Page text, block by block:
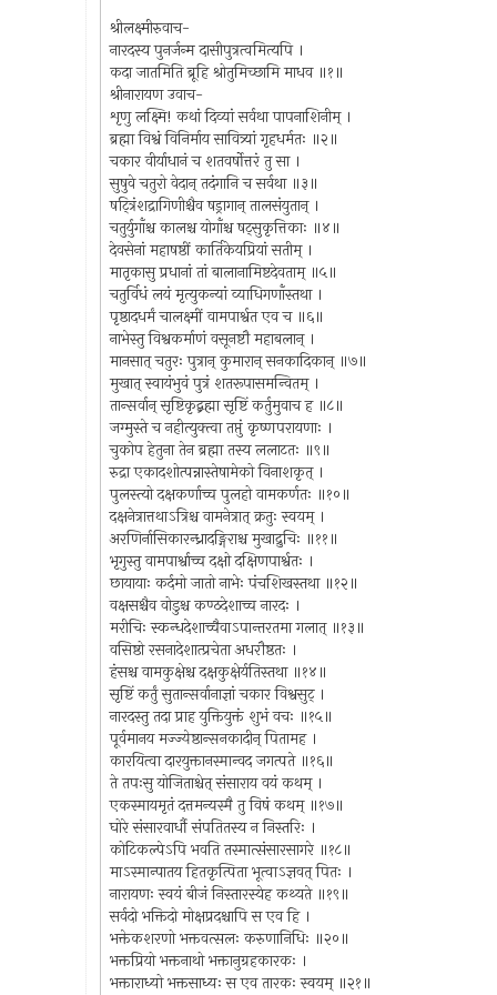
श्रीलक्ष्मीरुवाच-
नारदस्य पुनर्जन्म दासीपुत्रत्वमित्यपि ।
कदा जातमिति ब्रूहि श्रोतुमिच्छामि माधव ॥१॥
श्रीनारायण उवाच-
शृणु लक्ष्मि! कथां दिव्यां सर्वथा पापनाशिनीम् ।
ब्रह्मा विश्वं विनिर्माय सावित्र्यां गृहधर्मतः ॥२॥
चकार वीर्याधानं च शतवर्षोत्तरं तु सा ।
सुषुवे चतुरो वेदान् तदंगानि च सर्वथा ॥३॥
षट्त्रिंशद्रागिणीश्चैव षड्रागान् तालसंयुतान् ।
चतुर्युगाँश्च कालश्च योगाँश्च षट्सुकृत्तिकाः ॥४॥
देवसेनां महाषष्ठीं कार्तिकेयप्रियां सतीम् ।
मातृकासु प्रधानां तां बालानामिष्टदेवताम् ॥५॥
चतुर्विधं लयं मृत्युकन्यां व्याधिगणाँस्तथा ।
पृष्ठादधर्मं चालक्ष्मीं वामपार्श्वत एव च ॥६॥
नाभेस्तु विश्वकर्माणं वसूनष्टौ महाबलान् ।
मानसात् चतुरः पुत्रान् कुमारान् सनकादिकान् ॥७॥
मुखात् स्वायंभुवं पुत्रं शतरूपासमन्वितम् ।
तान्सर्वान् सृष्टिकृद्ब्रह्मा सृष्टिं कर्तुमुवाच ह ॥८॥
जग्मुस्ते च नहीत्युक्त्वा तप्तुं कृष्णपरायणाः ।
चुकोप हेतुना तेन ब्रह्मा तस्य ललाटतः ॥९॥
रुद्रा एकादशोत्पन्नास्तेषामेको विनाशकृत् ।
पुलस्त्यो दक्षकर्णाच्च पुलहो वामकर्णतः ॥१०॥
दक्षनेत्रात्तथाऽत्रिश्च वामनेत्रात् क्रतुः स्वयम् ।
अरणिर्नासिकारन्ध्रादङ्गिराश्च मुखाद्रुचिः ॥११॥
भृगुस्तु वामपार्श्वाच्च दक्षो दक्षिणपार्श्वतः ।
छायायाः कर्दमो जातो नाभेः पंचशिखस्तथा ॥१२॥
वक्षसश्चैव वोडुश्च कण्ठदेशाच्च नारदः ।
मरीचिः स्कन्धदेशाच्चैवाऽपान्तरतमा गलात् ॥१३॥
वसिष्ठो रसनादेशात्प्रचेता अधरौष्ठतः ।
हंसश्च वामकुक्षेश्च दक्षकुक्षेर्यतिस्तथा ॥१४॥
सृष्टिं कर्तुं सुतान्सर्वानाज्ञां चकार विश्वसुट् ।
नारदस्तु तदा प्राह युक्तियुक्तं शुभं वचः ॥१५॥
पूर्वमानय मज्ज्येष्ठान्सनकादीन् पितामह ।
कारयित्वा दारयुक्तानस्मान्वद जगत्पते ॥१६॥
ते तपःसु योजिताश्चेत् संसाराय वयं कथम् ।
एकस्मायमृतं दत्तमन्यस्मै तु विषं कथम् ॥१७॥
घोरे संसारवार्धौ संपतितस्य न निस्तरिः ।
कोटिकल्पेऽपि भवति तस्मात्संसारसागरे ॥१८॥
माऽस्मान्पातय हितकृत्पिता भूत्वाऽज्ञवत् पितः ।
नारायणः स्वयं बीजं निस्तारस्येह कथ्यते ॥१९॥
सर्वदो भक्तिदो मोक्षप्रदश्चापि स एव हि ।
भक्तेकशरणो भक्तवत्सलः करुणानिधिः ॥२०॥
भक्तप्रियो भक्तनाथो भक्तानुग्रहकारकः ।
भक्ताराध्यो भक्तसाध्यः स एव तारकः स्वयम् ॥२१॥